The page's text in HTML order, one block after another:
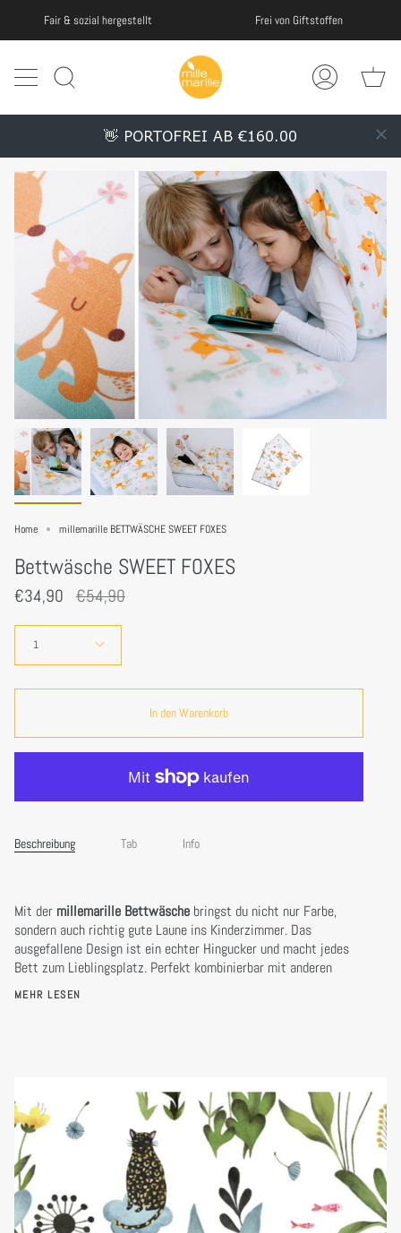
Inhalt
Fair & sozial hergestellt Frei von Giftstoffen
Suche
Mein
👋 PORTOFREI AB €160.00
Home millemarille BETTWÄSCHE SWEET FOXES
Bettwäsche SWEET FOXES
€34,90 Regulärer
€54,90
1
In den Warenkorb
Beschreibung Tab Info
Mit der millemarille Bettwäsche bringst du nicht nur Farbe,
sondern auch richtig gute Laune ins Kinderzimmer. Das
ausgefallene Design ist ein echter Hingucker und macht jedes
Bett zum Lieblingsplatz. Perfekt kombinierbar mit anderen
MEHR LESEN